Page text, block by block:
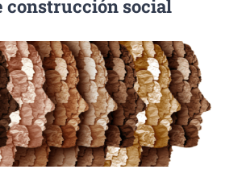
construcción social